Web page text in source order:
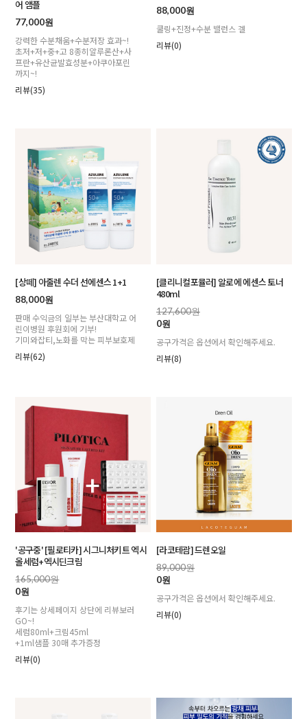
어 앰플
77,000원
강력한 수분채움+수분저장 효과~!
초저+저+중+고 8종히알루론산+사
프란+유산균발효성분+아쿠아포린
까지~!
리뷰(35)
88,000원
쿨링+진정+수분 밸런스 겔
리뷰(0)
[상떼] 아줄렌 수더 선에센스 1+1
88,000원
판매 수익금의 일부는 부산대학교 어
린이병원 후원회에 기부!
기미와잡티,노화를 막는 피부보호제
리뷰(62)
[클리니컬포뮬러] 알로에 에센스 토너
480ml
127,600원
0원
공구가격은 옵션에서 확인해주세요.
리뷰(8)
'공구중' [필로티카] 시그니처키트 엑시
올세럼+엑시딘크림
165,000원
0원
후기는 상세페이지 상단에 리뷰보러
GO~!
세럼80ml+크림45ml
+1ml샘플 30매 추가증정
리뷰(0)
[라코테괌] 드렌오일
89,000원
0원
공구가격은 옵션에서 확인해주세요.
리뷰(0)